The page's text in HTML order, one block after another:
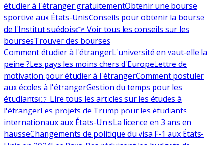
étudier à l'étranger gratuitementObtenir une bourse
sportive aux États-UnisConseils pour obtenir la bourse
de l'Institut suédois👉 Voir tous les conseils sur les
boursesTrouver des bourses
Comment étudier à l'étrangerL'université en vaut-elle la
peine ?Les pays les moins chers d'EuropeLettre de
motivation pour étudier à l'étrangerComment postuler
aux écoles à l'étrangerGestion du temps pour les
étudiants👉 Lire tous les articles sur les études à
l'étrangerLes projets de Trump pour les étudiants
internationaux aux États-UnisLa licence en 3 ans en
hausseChangements de politique du visa F-1 aux États-